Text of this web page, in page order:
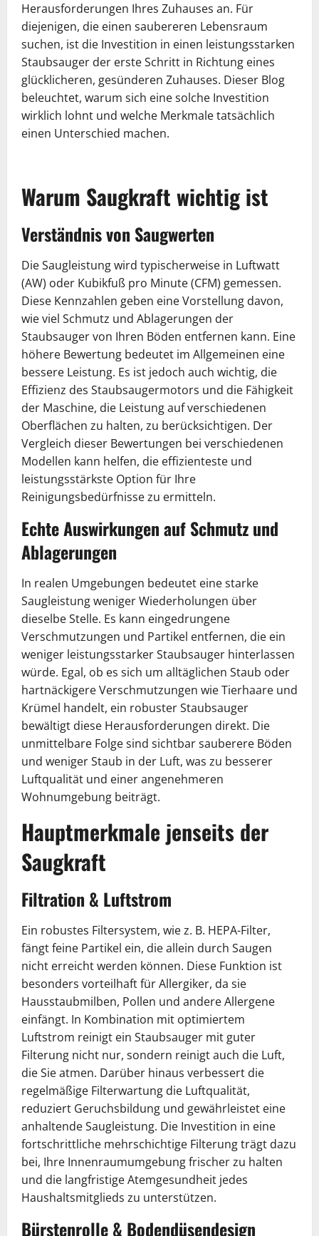
Herausforderungen Ihres Zuhauses an. Für
diejenigen, die einen saubereren Lebensraum
suchen, ist die Investition in einen leistungsstarken
Staubsauger der erste Schritt in Richtung eines
glücklicheren, gesünderen Zuhauses. Dieser Blog
beleuchtet, warum sich eine solche Investition
wirklich lohnt und welche Merkmale tatsächlich
einen Unterschied machen.
Warum Saugkraft wichtig ist
Verständnis von Saugwerten
Die Saugleistung wird typischerweise in Luftwatt
(AW) oder Kubikfuß pro Minute (CFM) gemessen.
Diese Kennzahlen geben eine Vorstellung davon,
wie viel Schmutz und Ablagerungen der
Staubsauger von Ihren Böden entfernen kann. Eine
höhere Bewertung bedeutet im Allgemeinen eine
bessere Leistung. Es ist jedoch auch wichtig, die
Effizienz des Staubsaugermotors und die Fähigkeit
der Maschine, die Leistung auf verschiedenen
Oberflächen zu halten, zu berücksichtigen. Der
Vergleich dieser Bewertungen bei verschiedenen
Modellen kann helfen, die effizienteste und
leistungsstärkste Option für Ihre
Reinigungsbedürfnisse zu ermitteln.
Echte Auswirkungen auf Schmutz und
Ablagerungen
In realen Umgebungen bedeutet eine starke
Saugleistung weniger Wiederholungen über
dieselbe Stelle. Es kann eingedrungene
Verschmutzungen und Partikel entfernen, die ein
weniger leistungsstarker Staubsauger hinterlassen
würde. Egal, ob es sich um alltäglichen Staub oder
hartnäckigere Verschmutzungen wie Tierhaare und
Krümel handelt, ein robuster Staubsauger
bewältigt diese Herausforderungen direkt. Die
unmittelbare Folge sind sichtbar sauberere Böden
und weniger Staub in der Luft, was zu besserer
Luftqualität und einer angenehmeren
Wohnumgebung beiträgt.
Hauptmerkmale jenseits der
Saugkraft
Filtration & Luftstrom
Ein robustes Filtersystem, wie z. B. HEPA-Filter,
fängt feine Partikel ein, die allein durch Saugen
nicht erreicht werden können. Diese Funktion ist
besonders vorteilhaft für Allergiker, da sie
Hausstaubmilben, Pollen und andere Allergene
einfängt. In Kombination mit optimiertem
Luftstrom reinigt ein Staubsauger mit guter
Filterung nicht nur, sondern reinigt auch die Luft,
die Sie atmen. Darüber hinaus verbessert die
regelmäßige Filterwartung die Luftqualität,
reduziert Geruchsbildung und gewährleistet eine
anhaltende Saugleistung. Die Investition in eine
fortschrittliche mehrschichtige Filterung trägt dazu
bei, Ihre Innenraumumgebung frischer zu halten
und die langfristige Atemgesundheit jedes
Haushaltsmitglieds zu unterstützen.
Bürstenrolle & Bodendüsendesign